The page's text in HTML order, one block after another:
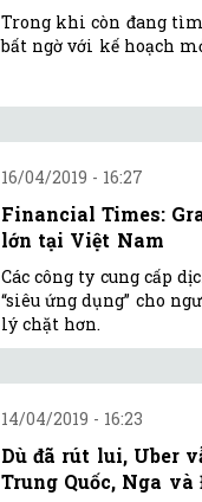
Trong khi còn đang tìm
bất ngờ với kế hoạch
16/04/2019 - 16:27
Financial Times:
lớn tại Việt Nam
Các công ty cung cấp
“siêu ứng dụng” cho
lý chặt hơn.
14/04/2019 - 16:23
Dù đã rút lui, Uber
Trung Quốc, Nga và